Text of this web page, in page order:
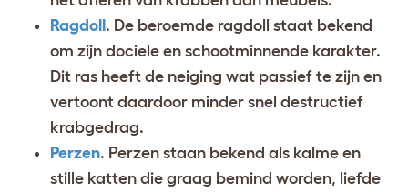
Ragdoll. De beroemde ragdoll staat bekend
om zijn dociele en schootminnende karakter.
Dit ras heeft de neiging wat passief te zijn en
vertoont daardoor minder snel destructief
krabgedrag.
Perzen. Perzen staan bekend als kalme en
stille katten die graag bemind worden, liefde